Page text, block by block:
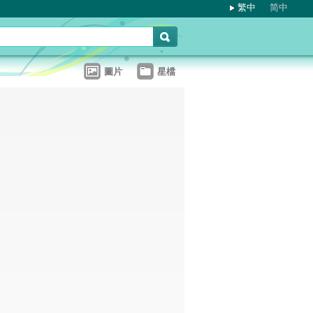
繁中 简中
圖片 星檔